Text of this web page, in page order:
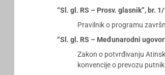
“Sl. gl. RS – Prosv. glasnik”, br.
Pravilnik o programu
“Sl. gl. RS – Međunarodni
Zakon o potvrđivanju
konvencije o prevozu